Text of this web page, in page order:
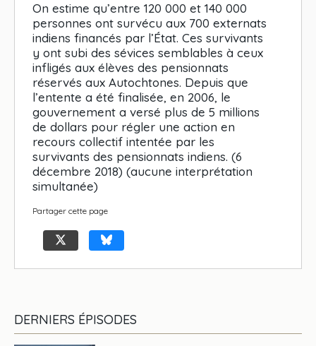
On estime qu’entre 120 000 et 140 000
personnes ont survécu aux 700 externats
indiens financés par l’État. Ces survivants
y ont subi des sévices semblables à ceux
infligés aux élèves des pensionnats
réservés aux Autochtones. Depuis que
l’entente a été finalisée, en 2006, le
gouvernement a versé plus de 5 millions
de dollars pour régler une action en
recours collectif intentée par les
survivants des pensionnats indiens. (6
décembre 2018) (aucune interprétation
simultanée)
Partager cette page
DERNIERS ÉPISODES